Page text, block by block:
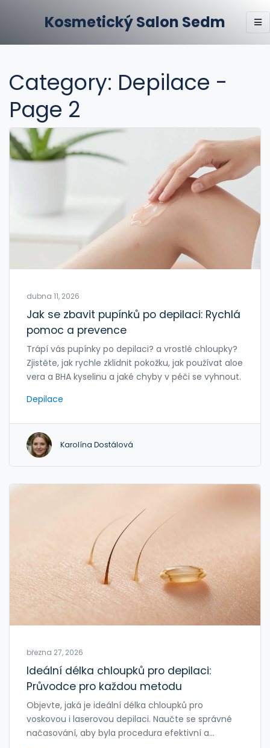
Kosmetický Salon Sedm
Category: Depilace -
Page 2
dubna 11, 2026
Jak se zbavit pupínků po depilaci: Rychlá
pomoc a prevence
Trápí vás pupínky po depilaci? a vrostlé chloupky?
Zjistěte, jak rychle zklidnit pokožku, jak používat aloe
vera a BHA kyselinu a jaké chyby v péči se vyhnout.
Depilace
Karolína Dostálová
března 27, 2026
Ideální délka chloupků pro depilaci:
Průvodce pro každou metodu
Objevte, jaká je ideální délka chloupků pro
voskovou i laserovou depilaci. Naučte se správné
načasování, aby byla procedura efektivní a